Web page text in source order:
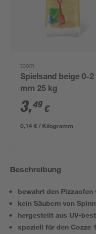
toom
Spielsand beige 0-2
mm 25 kg
3,49 €
0,14 € / Kilogramm
Beschreibung
bewahrt den
kein Säubern von
hergestellt aus UV-
speziell für den Cozze